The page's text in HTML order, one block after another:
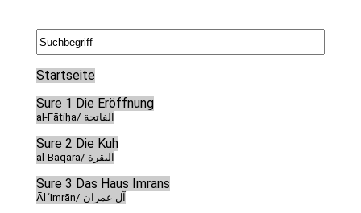
Startseite
Sure 1 Die Eröffnung
al-Fātiḥa/ الفاتحة
Sure 2 Die Kuh
al-Baqara/ البقرة
Sure 3 Das Haus Imrans
Āl ʿImrān/ آل عمران